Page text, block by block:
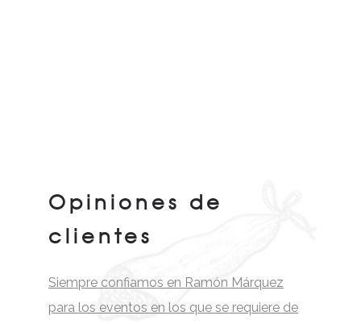
Opiniones de
clientes
Siempre confiamos en Ramón Márquez
para los eventos en los que se requiere de